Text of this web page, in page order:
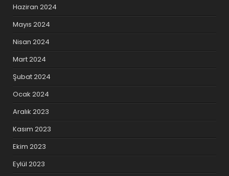
Haziran 2024
Mayıs 2024
Nisan 2024
Mart 2024
Şubat 2024
Ocak 2024
Aralık 2023
Kasım 2023
Ekim 2023
Eylül 2023